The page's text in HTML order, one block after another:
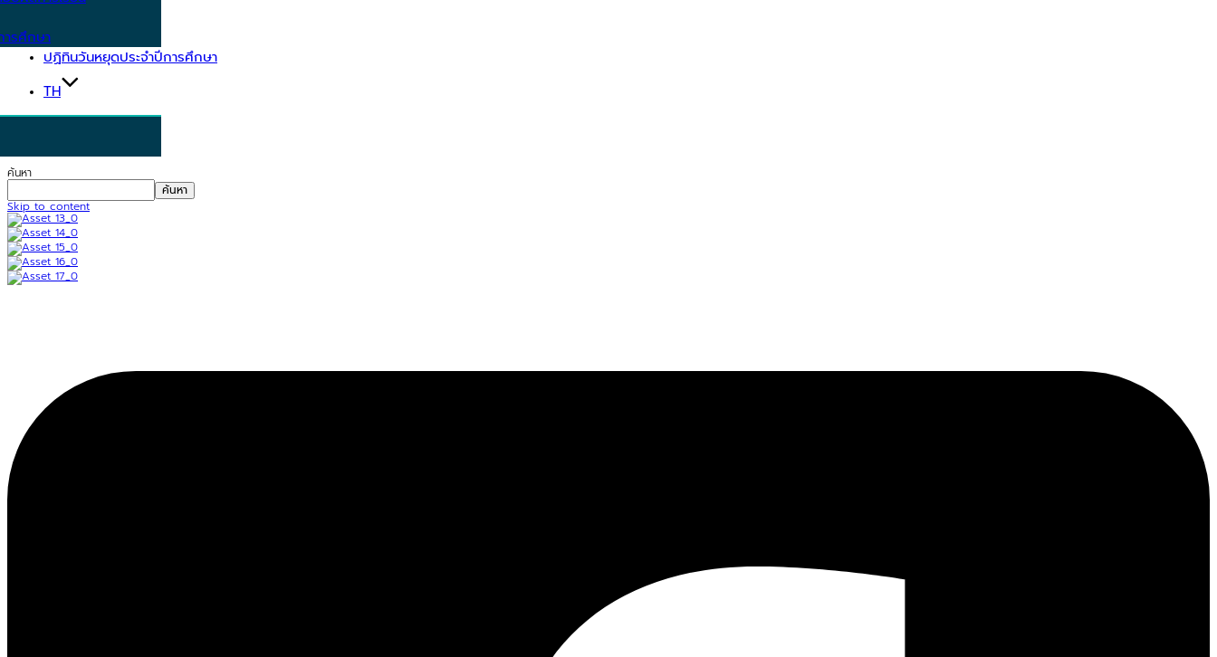
รศึกษา
ปฏิทินวันหยุดประจำปีการศึกษา
TH
ค้นหา
ค้นหา
Skip to content